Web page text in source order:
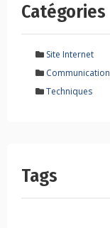
Catégories
Site Internet
Communication
Techniques
Tags